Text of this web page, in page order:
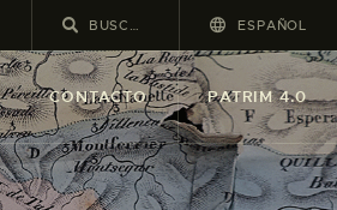
ESPAÑOL
CONTACTO PATRIM 4.0